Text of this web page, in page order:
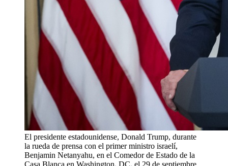
El presidente estadounidense, Donald Trump, durante
la rueda de prensa con el primer ministro israelí,
Benjamin Netanyahu, en el Comedor de Estado de la